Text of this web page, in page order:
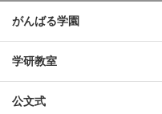
がんばる学園
学研教室
公文式